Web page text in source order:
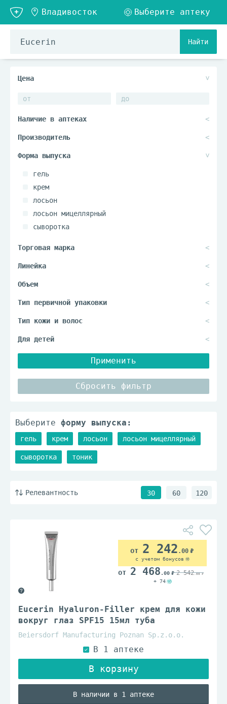
Найти
гель
крем
лосьон
лосьон мицеллярный
сыворотка
Применить
Сбросить фильтр
Выберите форму выпуска:
гель крем лосьон лосьон мицеллярный
сыворотка тоник
Релевантность 30 60 120
Eucerin Hyaluron-Filler крем для кожи
вокруг глаз SPF15 15мл туба
Beiersdorf Manufacturing Poznan Sp.z.o.o.
В наличии в 1 аптеке
2 242 .00
с учетом бонусов
2 468 .00 2 542.00
+ 74